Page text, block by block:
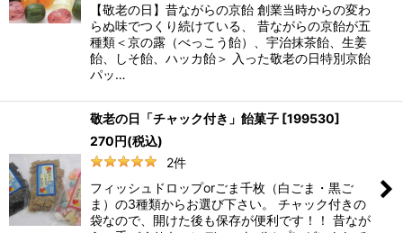
【敬老の日】昔ながらの京飴 創業当時からの変わ
らぬ味でつくり続けている、 昔ながらの京飴が五
種類＜京の露（べっこう飴）、宇治抹茶飴、生姜
飴、しそ飴、ハッカ飴＞ 入った敬老の日特別京飴
パッ…
敬老の日「チャック付き」飴菓子 [199530]
270円(税込)
2件
フィッシュドロップorごま千枚（白ごま・黒ご
ま）の3種類からお選び下さい。 チャック付きの
袋なので、開けた後も保存が便利です！！ 昔なが